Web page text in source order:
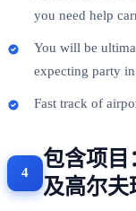
you need help
You will be
expecting party
Fast track of
包含项目
及高尔夫